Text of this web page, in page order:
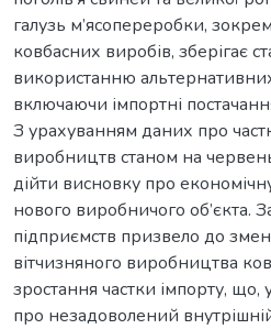
галузь м’ясопереробки,
ковбасних виробів, зберігає
використанню
включаючи імпортні
З урахуванням даних про
виробництв станом на
дійти висновку про
нового виробничого об’єкта.
підприємств призвело до
вітчизняного виробництва
зростання частки імпорту, що,
про незадоволений